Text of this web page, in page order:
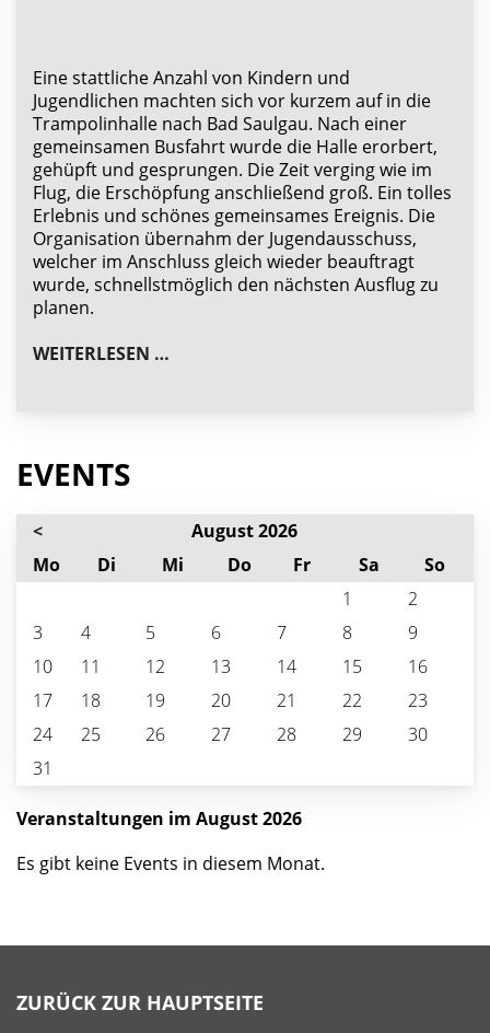
Eine stattliche Anzahl von Kindern und
Jugendlichen machten sich vor kurzem auf in die
Trampolinhalle nach Bad Saulgau. Nach einer
gemeinsamen Busfahrt wurde die Halle erorbert,
gehüpft und gesprungen. Die Zeit verging wie im
Flug, die Erschöpfung anschließend groß. Ein tolles
Erlebnis und schönes gemeinsames Ereignis. Die
Organisation übernahm der Jugendausschuss,
welcher im Anschluss gleich wieder beauftragt
wurde, schnellstmöglich den nächsten Ausflug zu
planen.
WEITERLESEN …
EVENTS
<
August 2026
MontagDi enstagMi ttwoch
Donnerstag
Freitag Sa mstagSo
1
2
3
4 5 6 7 8
9
10
11 12 13 14 15
16
17
18 19 20 21 22
23
24
25 26 27 28 29
30
31
Veranstaltungen im August 2026
Es gibt keine Events in diesem Monat.
ZURÜCK ZUR HAUPTSEITE